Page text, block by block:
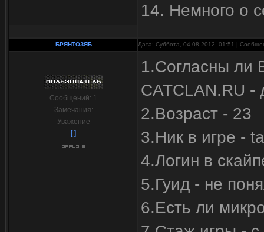
14. Немного о
БРЯНТОЗЯБ Дата: Суббота, 04.08.2012, 01:51 |
Сообщений: 1
Замечания:
Уважение
[ ]
1.Согласны ли
CATCLAN.RU -
2.Возраст - 23
3.Ник в игре -
4.Логин в
5.Гуид - не
6.Есть ли